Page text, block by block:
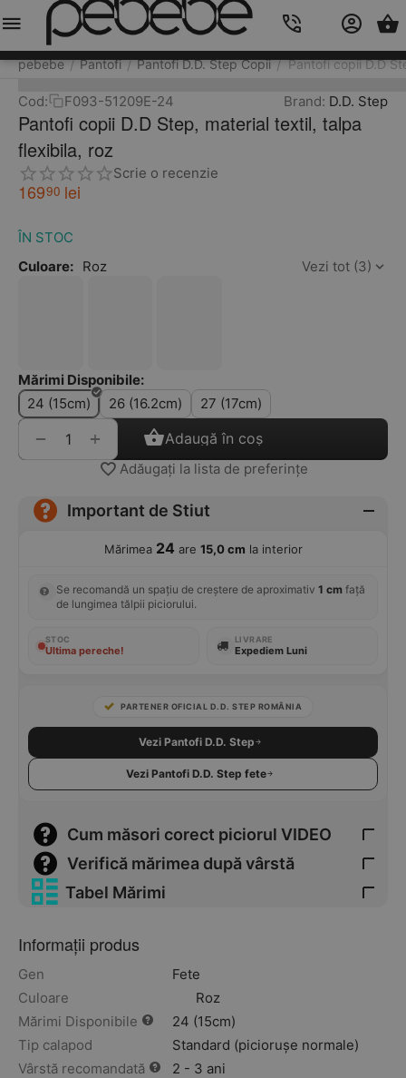
pebebe / Pantofi / Pantofi D.D. Step Copii / Pantofi copii D.D
Cod: F093-51209E-24 Brand: D.D. Step
Pantofi copii D.D Step, material textil, talpa
flexibila, roz
Scrie o recenzie
16990 lei
ÎN STOC
Culoare: Roz Vezi tot (3)
Mărimi Disponibile:
24 (15cm)
26 (16.2cm) 27 (17cm)
+
− Adaugă în coș
Adăugați la lista de preferințe
Important de Stiut
Mărimea 24 are 15,0 cm la interior
Se recomandă un spațiu de creștere de aproximativ 1 cm față
de lungimea tălpii piciorului.
STOC
Ultima pereche!
LIVRARE
Expediem Luni
PARTENER OFICIAL D.D. STEP ROMÂNIA
Vezi Pantofi D.D. Step
Vezi Pantofi D.D. Step fete
Cum măsori corect piciorul VIDEO
Verifică mărimea după vârstă
Tabel Mărimi
Informații produs
Gen
Fete
Culoare
Roz
Mărimi Disponibile
24 (15cm)
Tip calapod
Standard (piciorușe normale)
Vârstă recomandată
2 - 3 ani
Meniu Caută Cos